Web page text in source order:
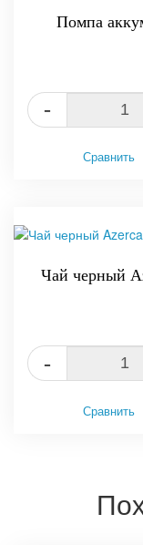
Помпа
-
Сравнить
Чай черный
-
Сравнить